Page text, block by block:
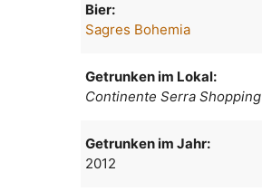
Bier:
Sagres Bohemia
Getrunken im Lokal:
Continente Serra Shopping
Getrunken im Jahr:
2012